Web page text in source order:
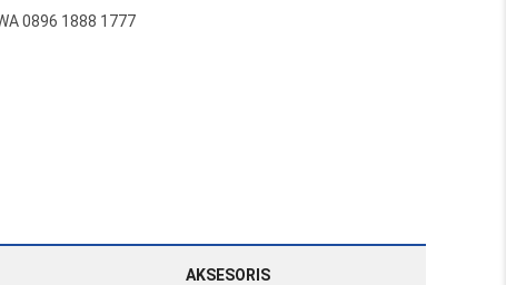
0896 1888 1777
AKSESORIS